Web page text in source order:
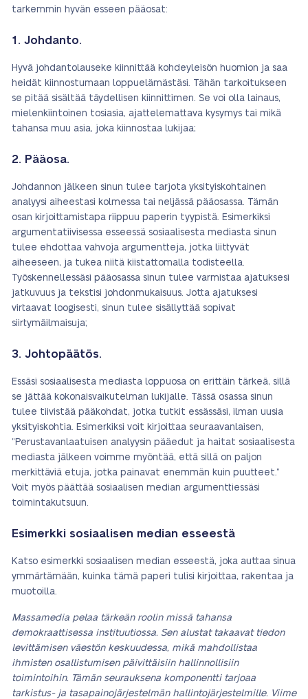
tarkemmin hyvän esseen pääosat:
1. Johdanto.
Hyvä johdantolauseke kiinnittää kohdeyleisön huomion ja saa
heidät kiinnostumaan loppuelämästäsi. Tähän tarkoitukseen
se pitää sisältää täydellisen kiinnittimen. Se voi olla lainaus,
mielenkiintoinen tosiasia, ajattelemattava kysymys tai mikä
tahansa muu asia, joka kiinnostaa lukijaa;
2. Pääosa.
Johdannon jälkeen sinun tulee tarjota yksityiskohtainen
analyysi aiheestasi kolmessa tai neljässä pääosassa. Tämän
osan kirjoittamistapa riippuu paperin tyypistä. Esimerkiksi
argumentatiivisessa esseessä sosiaalisesta mediasta sinun
tulee ehdottaa vahvoja argumentteja, jotka liittyvät
aiheeseen, ja tukea niitä kiistattomalla todisteella.
Työskennellessäsi pääosassa sinun tulee varmistaa ajatuksesi
jatkuvuus ja tekstisi johdonmukaisuus. Jotta ajatuksesi
virtaavat loogisesti, sinun tulee sisällyttää sopivat
siirtymäilmaisuja;
3. Johtopäätös.
Essäsi sosiaalisesta mediasta loppuosa on erittäin tärkeä, sillä
se jättää kokonaisvaikutelman lukijalle. Tässä osassa sinun
tulee tiivistää pääkohdat, jotka tutkit essässäsi, ilman uusia
yksityiskohtia. Esimerkiksi voit kirjoittaa seuraavanlaisen,
”Perustavanlaatuisen analyysin pääedut ja haitat sosiaalisesta
mediasta jälkeen voimme myöntää, että sillä on paljon
merkittäviä etuja, jotka painavat enemmän kuin puutteet.”
Voit myös päättää sosiaalisen median argumenttiessäsi
toimintakutsuun.
Esimerkki sosiaalisen median esseestä
Katso esimerkki sosiaalisen median esseestä, joka auttaa sinua
ymmärtämään, kuinka tämä paperi tulisi kirjoittaa, rakentaa ja
muotoilla.
Massamedia pelaa tärkeän roolin missä tahansa
demokraattisessa instituutiossa. Sen alustat takaavat tiedon
levittämisen väestön keskuudessa, mikä mahdollistaa
ihmisten osallistumisen päivittäisiin hallinnollisiin
toimintoihin. Tämän seurauksena komponentti tarjoaa
tarkistus- ja tasapainojärjestelmän hallintojärjestelmille. Viime